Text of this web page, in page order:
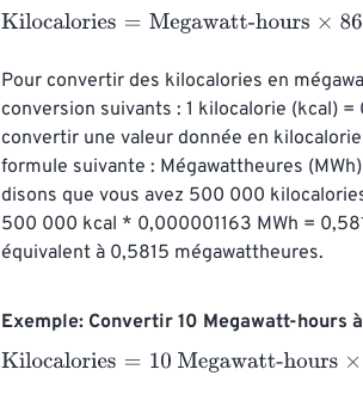
Kilocalories=Megawatt-hours×
Pour convertir des kilocalories en
conversion suivants : 1 kilocalorie (kcal)
convertir une valeur donnée en
formule suivante : Mégawattheures
disons que vous avez 500 000
500 000 kcal * 0,000001163 MWh =
équivalent à 0,5815 mégawattheures.
Exemple: Convertir 10 Megawatt-hours
Kilocalories=10 Megawatt-hours×